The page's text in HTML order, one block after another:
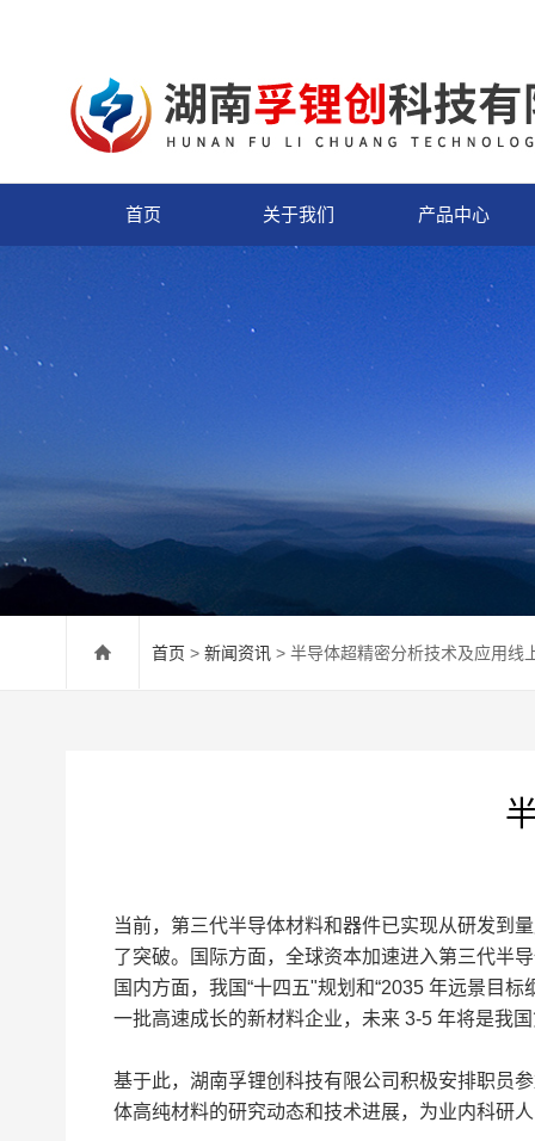
首页 关于我们 产品中心
首页 > 新闻资讯 > 半导体超精密分析技术及应用线
当前，第三代半导体材料和器件已实现从研发到
了突破。国际方面，全球资本加速进入第三代半
国内方面，我国“十四五"规划和“2035 年远景目
一批高速成长的新材料企业，未来 3-5 年将是我
基于此，湖南孚锂创科技有限公司积极安排职员
体高纯材料的研究动态和技术进展，为业内科研